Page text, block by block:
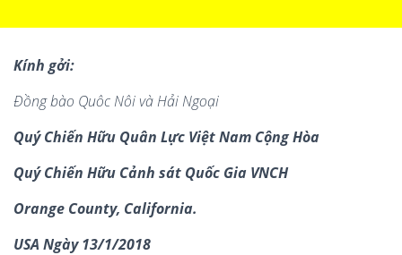
Kính gởi:
Đồng bào Quôc Nôi và Hải Ngoại
Quý Chiến Hữu Quân Lực Việt Nam Cộng Hòa
Quý Chiến Hữu Cảnh sát Quốc Gia VNCH
Orange County, California.
USA Ngày 13/1/2018